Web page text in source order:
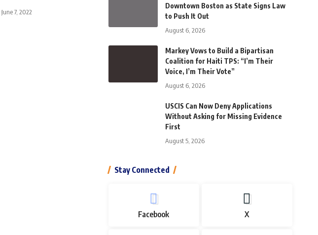
June 7, 2022
Downtown Boston as State Signs Law
to Push It Out
August 6, 2026
Markey Vows to Build a Bipartisan
Coalition for Haiti TPS: “I’m Their
Voice, I’m Their Vote”
August 6, 2026
USCIS Can Now Deny Applications
Without Asking for Missing Evidence
First
August 5, 2026
Stay Connected
Facebook X